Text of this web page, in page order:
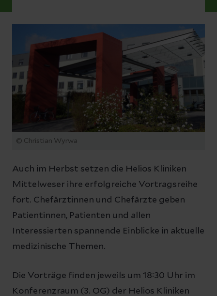
© Christian Wyrwa
Auch im Herbst setzen die Helios Kliniken
Mittelweser ihre erfolgreiche Vortragsreihe
fort. Chefärztinnen und Chefärzte geben
Patientinnen, Patienten und allen
Interessierten spannende Einblicke in aktuelle
medizinische Themen.
Die Vorträge finden jeweils um 18:30 Uhr im
Konferenzraum (3. OG) der Helios Kliniken